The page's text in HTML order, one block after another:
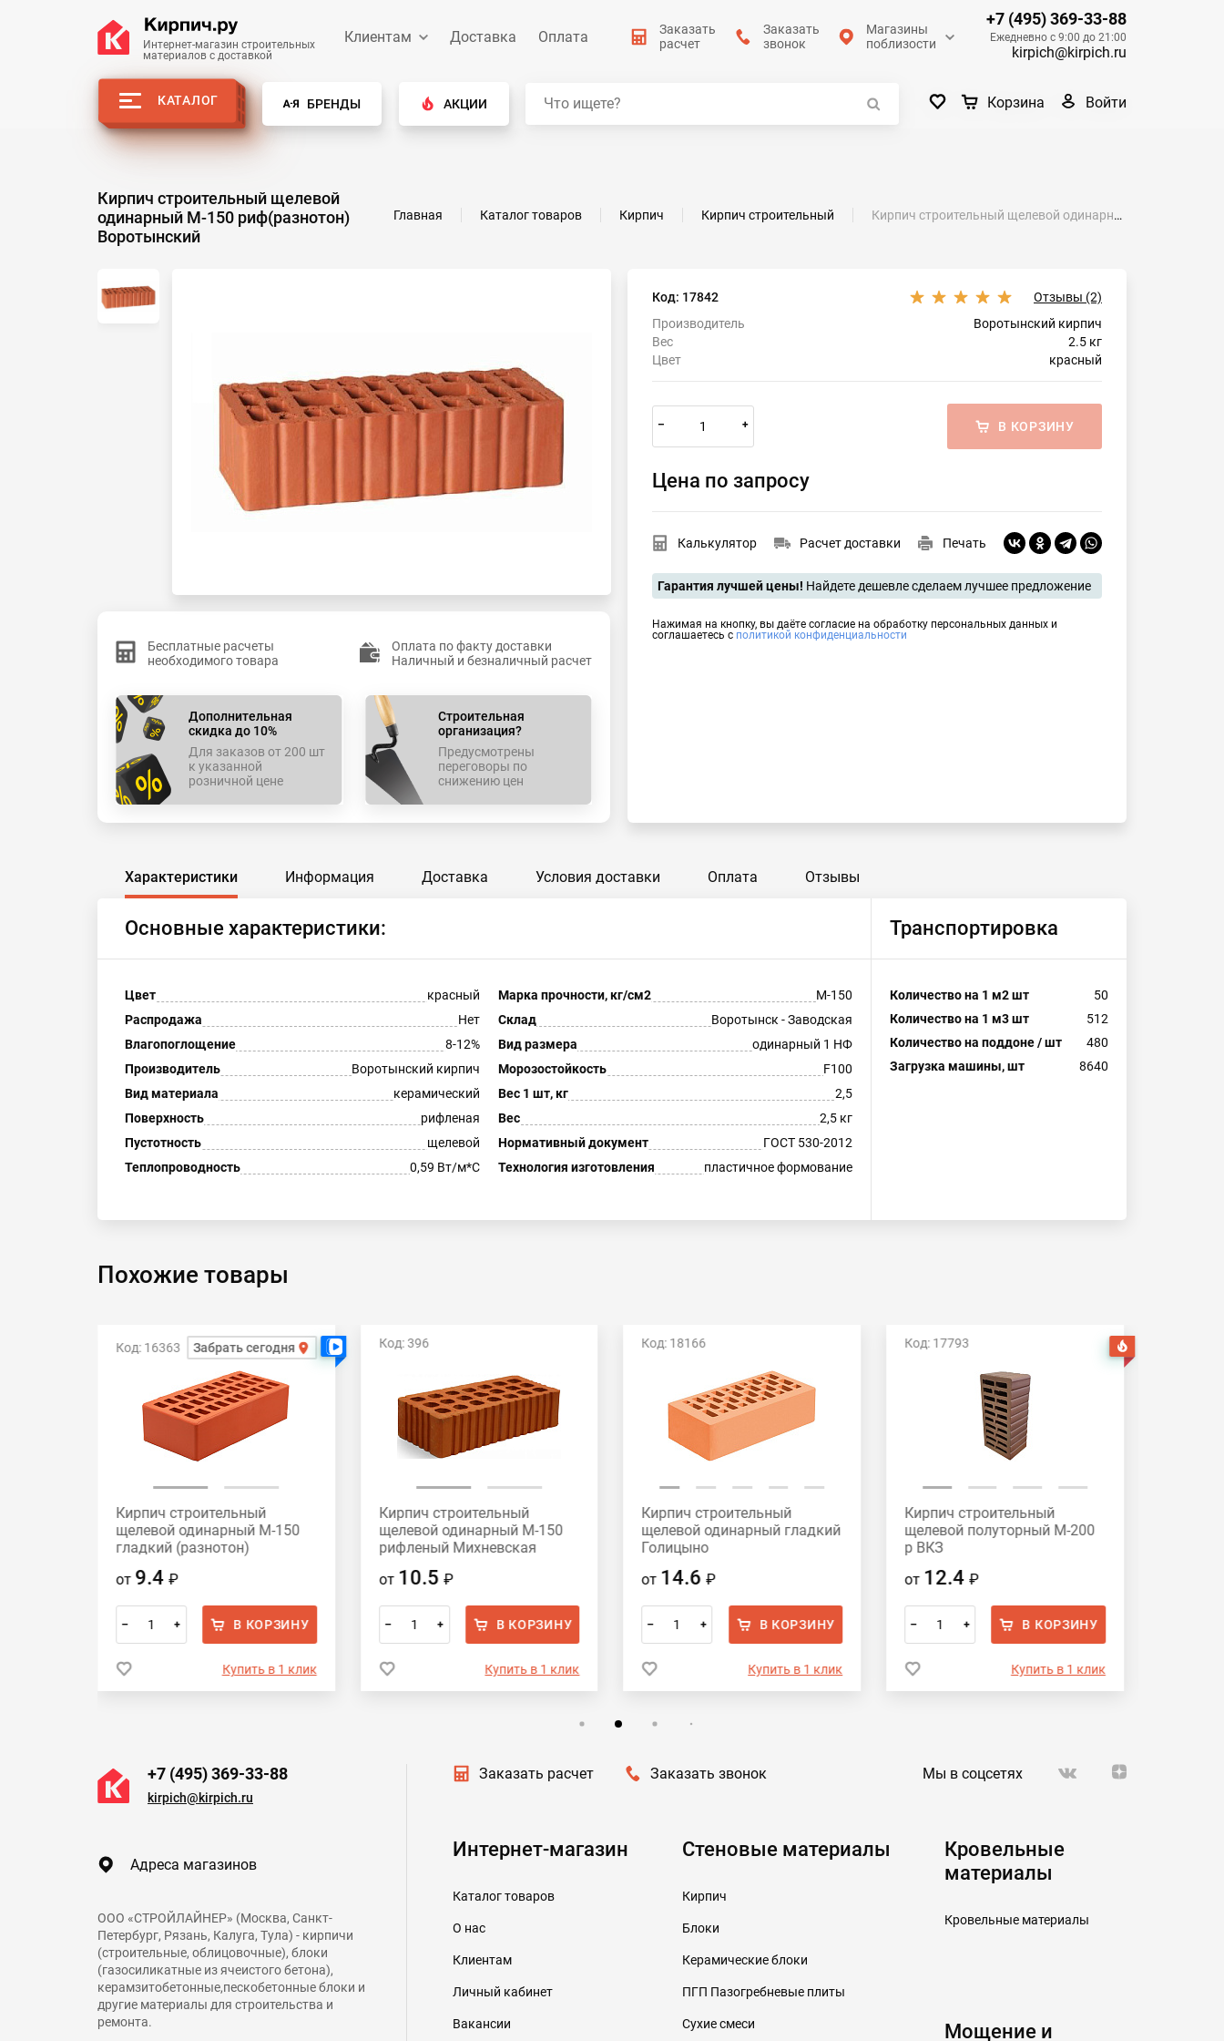
Интернет-магазин строительных
материалов с доставкой
Клиентам Доставка Оплата
Заказать
расчет
Заказать
звонок
Магазины
поблизости
+7 (495) 369-33-88
Ежедневно с 9:00 до 21:00
kirpich@kirpich.ru
КАТАЛОГ БРЕНДЫ АКЦИИ Корзина Войти
Кирпич строительный щелевой
одинарный М-150 риф(разнотон)
Воротынский
Главная Каталог товаров Кирпич Кирпич строительный Кирпич строительный щелевой одинарный М-150 риф(разнотон) Воротынский
Бесплатные расчеты
необходимого товара
Оплата по факту доставки
Наличный и безналичный расчет
Дополнительная
скидка до 10%
Для заказов от 200 шт
к указанной
розничной цене
Строительная
организация?
Предусмотрены
переговоры по
снижению цен
Код: 17842
Отзывы (2)
Производитель
Воротынский кирпич
Вес
2.5 кг
Цвет
красный
– + В КОРЗИНУ
Цена по запросу
Калькулятор Расчет доставки Печать
Гарантия лучшей цены! Найдете дешевле сделаем лучшее предложение
Нажимая на кнопку, вы даёте согласие на обработку персональных данных и
соглашаетесь с политикой конфиденциальности
Характеристики Информация Доставка Условия доставки Оплата Отзывы
Основные характеристики:
Цвет красный Марка прочности, кг/см2
М-150
Распродажа
Нет Склад
Воротынск - Заводская
Влагопоглощение
8-12% Вид размера
одинарный 1 НФ
Производитель
Воротынский кирпич Морозостойкость
F100
Вид материала
керамический Вес 1 шт, кг
2,5
Поверхность
рифленая Вес
2,5 кг
Пустотность
щелевой Нормативный документ
ГОСТ 530-2012
Теплопроводность
0,59 Вт/м*С Технология изготовления пластичное формование
Транспортировка
Количество на 1 м2 шт
50
Количество на 1 м3 шт
512
Количество на поддоне / шт
480
Загрузка машины, шт
8640
Похожие товары
Есть видеоКод: 16363 Забрать сегодня Есть видео
Кирпич строительный
щелевой одинарный М-150
гладкий (разнотон)
от 9.4 ₽
– + В КОРЗИНУ
Купить в 1 клик
Код: 396
Кирпич строительный
щелевой одинарный М-150
рифленый Михневская
от 10.5 ₽
– + В КОРЗИНУ
Купить в 1 клик
Код: 18166
Кирпич строительный
щелевой одинарный гладкий
Голицыно
от 14.6₽
– + В КОРЗИНУ
Купить в 1 клик
Код: 17793
Кирпич строительный
щелевой полуторный М-200
р ВКЗ
от 12.4₽
– + В КОРЗИНУ
Купить в 1 клик
+7 (495) 369-33-88
kirpich@kirpich.ru
Адреса магазинов
ООО «СТРОЙЛАЙНЕР» (Москва, Санкт-
Петербург, Рязань, Калуга, Тула) - кирпичи
(строительные, облицовочные), блоки
(газосиликатные из ячеистого бетона),
керамзитобетонные,пескобетонные блоки и
другие материалы для строительства и
ремонта.
Заказать расчет Заказать звонок Мы в соцсетях
Интернет-магазин
Каталог товаров
О нас
Клиентам
Личный кабинет
Вакансии
Стеновые материалы
Кирпич
Блоки
Керамические блоки
ПГП Пазогребневые плиты
Сухие смеси
Кровельные
материалы
Кровельные материалы
Мощение и